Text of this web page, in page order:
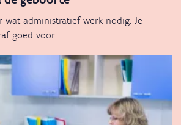
wat administratief werk nodig. Je
goed voor.